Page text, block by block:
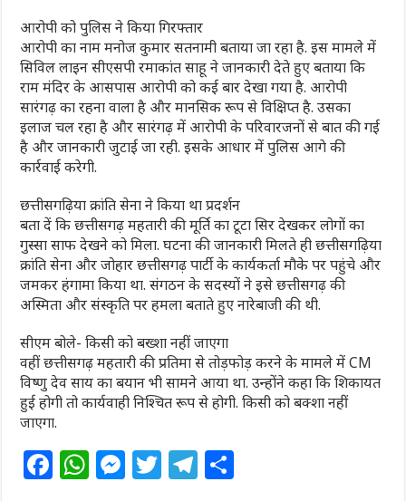
आरोपी को पुलिस ने किया गिरफ्तार
आरोपी का नाम मनोज कुमार सतनामी बताया जा रहा है. इस मामले में
सिविल लाइन सीएसपी रमाकांत साहू ने जानकारी देते हुए बताया कि
राम मंदिर के आसपास आरोपी को कई बार देखा गया है. आरोपी
सारंगढ़ का रहना वाला है और मानसिक रूप से विक्षिप्त है. उसका
इलाज चल रहा है और सारंगढ़ में आरोपी के परिवारजनों से बात की गई
है और जानकारी जुटाई जा रही. इसके आधार में पुलिस आगे की
कार्रवाई करेगी.
छत्तीसगढ़िया क्रांति सेना ने किया था प्रदर्शन
बता दें कि छत्तीसगढ़ महतारी की मूर्ति का टूटा सिर देखकर लोगों का
गुस्सा साफ देखने को मिला. घटना की जानकारी मिलते ही छत्तीसगढ़िया
क्रांति सेना और जोहार छत्तीसगढ़ पार्टी के कार्यकर्ता मौके पर पहुंचे और
जमकर हंगामा किया था. संगठन के सदस्यों ने इसे छत्तीसगढ़ की
अस्मिता और संस्कृति पर हमला बताते हुए नारेबाजी की थी.
सीएम बोले- किसी को बख्शा नहीं जाएगा
वहीं छत्तीसगढ़ महतारी की प्रतिमा से तोड़फोड़ करने के मामले में CM
विष्णु देव साय का बयान भी सामने आया था. उन्होंने कहा कि शिकायत
हुई होगी तो कार्यवाही निश्चित रूप से होगी. किसी को बक्शा नहीं
जाएगा.
F W M T T